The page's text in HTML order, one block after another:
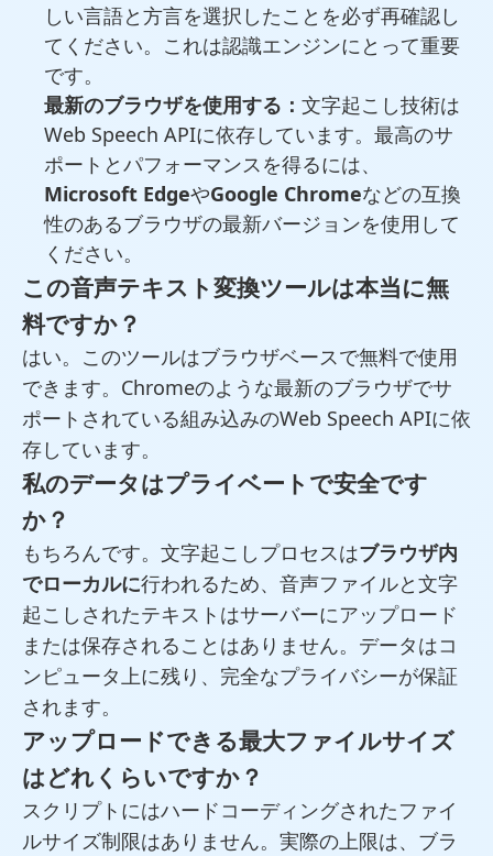
しい言語と方言を選択したことを必ず再確認し
てください。これは認識エンジンにとって重要
です。
最新のブラウザを使用する： 文字起こし技術は
Web Speech APIに依存しています。最高のサ
ポートとパフォーマンスを得るには、
Microsoft EdgeやGoogle Chromeなどの互換
性のあるブラウザの最新バージョンを使用して
ください。
この音声テキスト変換ツールは本当に無
料ですか？
はい。このツールはブラウザベースで無料で使用
できます。Chromeのような最新のブラウザでサ
ポートされている組み込みのWeb Speech APIに依
存しています。
私のデータはプライベートで安全です
か？
もちろんです。文字起こしプロセスはブラウザ内
でローカルに行われるため、音声ファイルと文字
起こしされたテキストはサーバーにアップロード
または保存されることはありません。データはコ
ンピュータ上に残り、完全なプライバシーが保証
されます。
アップロードできる最大ファイルサイズ
はどれくらいですか？
スクリプトにはハードコーディングされたファイ
ルサイズ制限はありません。実際の上限は、ブラ